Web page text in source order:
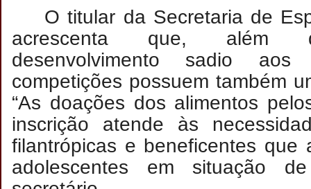
O titular da Secretaria de
acrescenta que, além
desenvolvimento sadio aos
competições possuem também
“As doações dos alimentos
inscrição atende às
filantrópicas e beneficentes que
adolescentes em situação